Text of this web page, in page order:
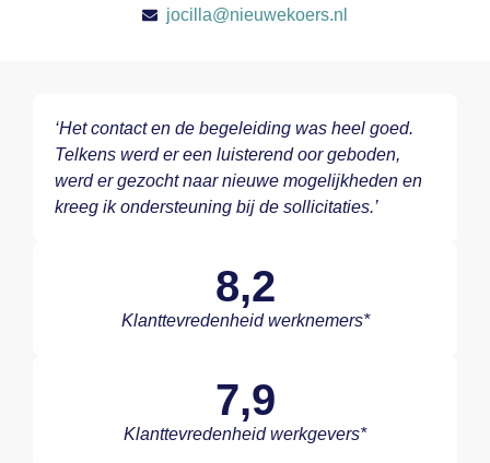
jocilla@nieuwekoers.nl
‘Het contact en de begeleiding was heel goed.
Telkens werd er een luisterend oor geboden,
werd er gezocht naar nieuwe mogelijkheden en
kreeg ik ondersteuning bij de sollicitaties.’
8,2
Klanttevredenheid werknemers*
7,9
Klanttevredenheid werkgevers*